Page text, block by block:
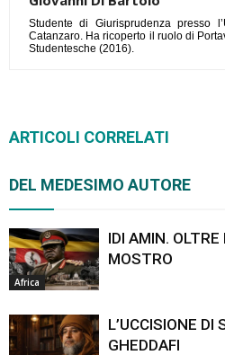
Studente di Giurisprudenza presso
Catanzaro. Ha ricoperto il ruolo di
Studentesche (2016).
ARTICOLI CORRELATI
DEL MEDESIMO AUTORE
Africa
IDI AMIN. OLTRE
MOSTRO
L’UCCISIONE DI
GHEDDAFI